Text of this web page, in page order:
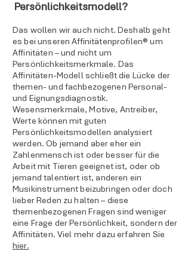
Persönlichkeitsmodell?
Das wollen wir auch nicht. Deshalb geht
es bei unseren Affinitätenprofilen® um
Affinitäten – und nicht um
Persönlichkeitsmerkmale. Das
Affinitäten-Modell schließt die Lücke der
themen- und fachbezogenen Personal-
und Eignungsdiagnostik.
Wesensmerkmale, Motive, Antreiber,
Werte können mit guten
Persönlichkeitsmodellen analysiert
werden. Ob jemand aber eher ein
Zahlenmensch ist oder besser für die
Arbeit mit Tieren geeignet ist, oder ob
jemand talentiert ist, anderen ein
Musikinstrument beizubringen oder doch
lieber Reden zu halten – diese
themenbezogenen Fragen sind weniger
eine Frage der Persönlichkeit, sondern der
Affinitäten. Viel mehr dazu erfahren Sie
hier.